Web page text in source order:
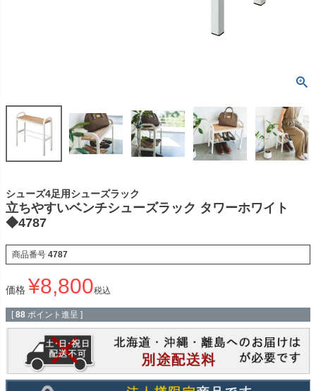
シューズ4足用シューズラック
立ちやすいベンチシューズラック タワーホワイト
◆4787
商品番号 4787
価格 ¥8,800税込
[ 88 ポイント進呈 ]